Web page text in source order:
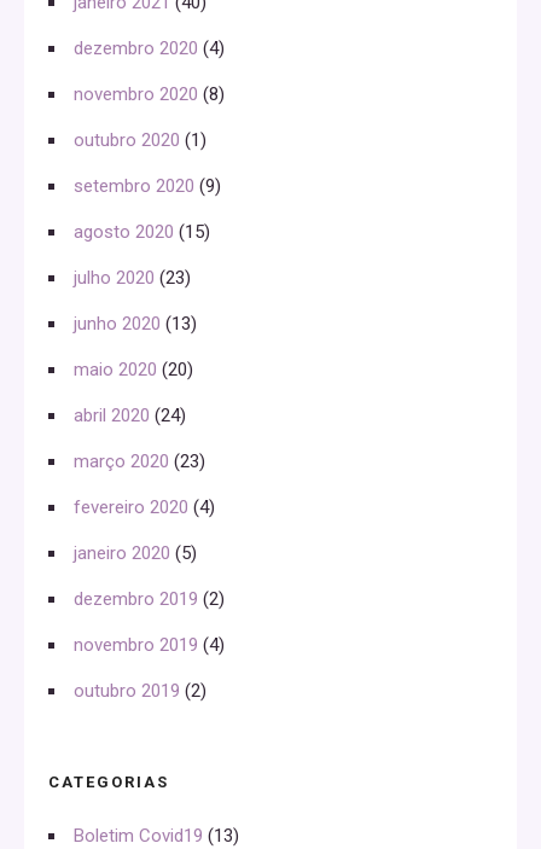
dezembro 2020 (4)
novembro 2020 (8)
outubro 2020 (1)
setembro 2020 (9)
agosto 2020 (15)
julho 2020 (23)
junho 2020 (13)
maio 2020 (20)
abril 2020 (24)
março 2020 (23)
fevereiro 2020 (4)
janeiro 2020 (5)
dezembro 2019 (2)
novembro 2019 (4)
outubro 2019 (2)
CATEGORIAS
Boletim Covid19 (13)